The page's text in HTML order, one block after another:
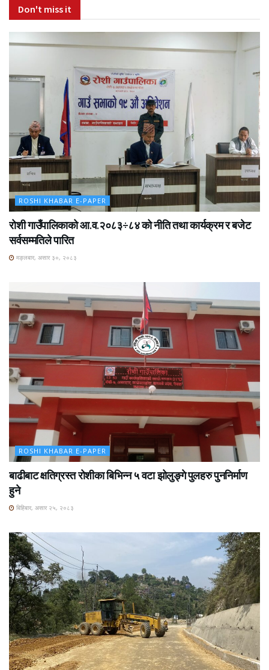
Don't miss it
ROSHI KHABAR E-PAPER
रोशी गाउँपालिकाको आ.व.२०८३÷८४ को नीति तथा कार्यक्रम र बजेट
सर्वसम्मतिले पारित
मङ्लबार, असार ३०, २०८३
ROSHI KHABAR E-PAPER
बाढीबाट क्षतिग्रस्त रोशीका बिभिन्न ५ वटा झोलुङ्गे पुलहरु पुननिर्माण
हुने
बिहिबार, असार २५, २०८३